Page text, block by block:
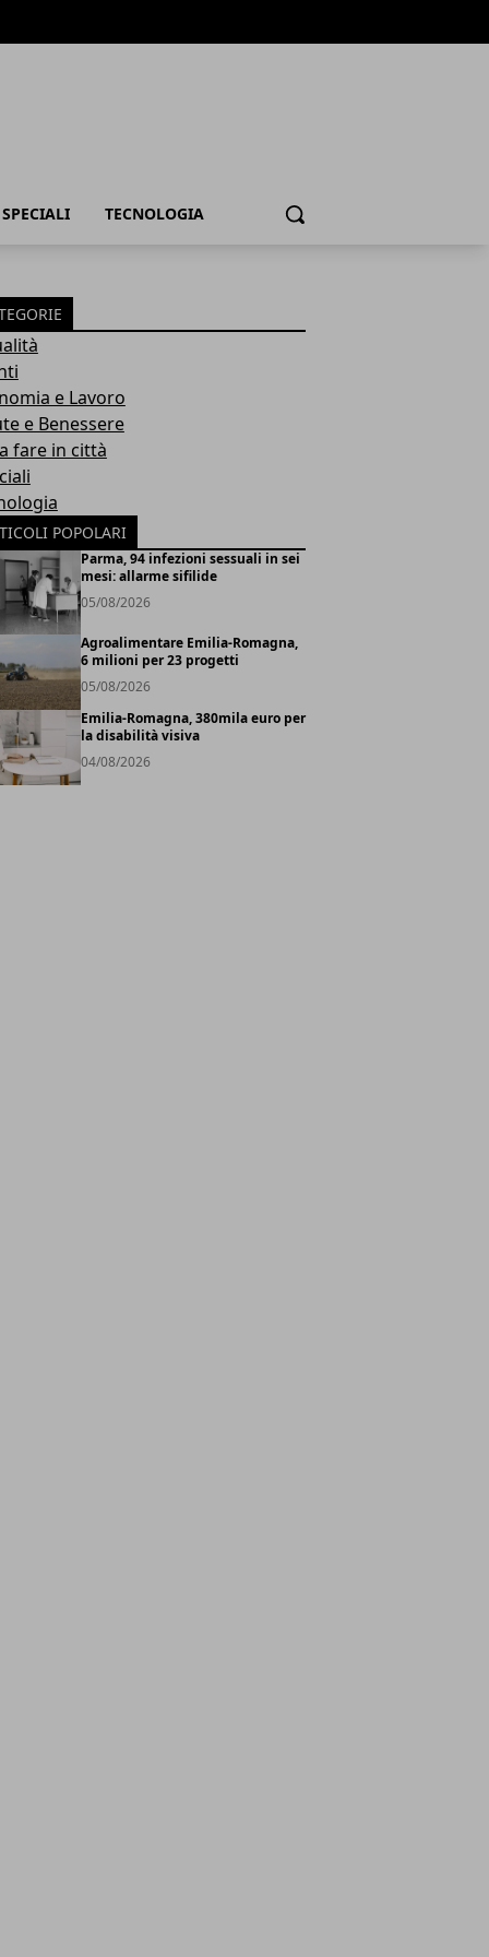
SPECIALI TECNOLOGIA Cerca
e Lavoro
e Benessere
fare in città
POPOLARI
Parma, 94 infezioni sessuali in sei
mesi: allarme sifilide
05/08/2026
Agroalimentare Emilia-Romagna,
6 milioni per 23 progetti
05/08/2026
Emilia-Romagna, 380mila euro per
la disabilità visiva
04/08/2026